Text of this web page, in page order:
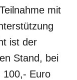
mit
ist der
Stand, bei
100,- Euro